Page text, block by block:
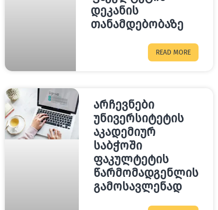
დეკანის
თანამდებობაზე
READ MORE
არჩევნები
უნივერსიტეტის
აკადემიურ
საბჭოში
ფაკულტეტის
წარმომადგენლის
გამოსავლენად